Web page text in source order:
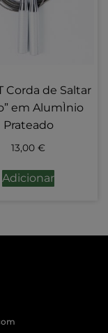
Corda de Saltar
em AlumÌnio
Prateado
13,00 €
Adicionar